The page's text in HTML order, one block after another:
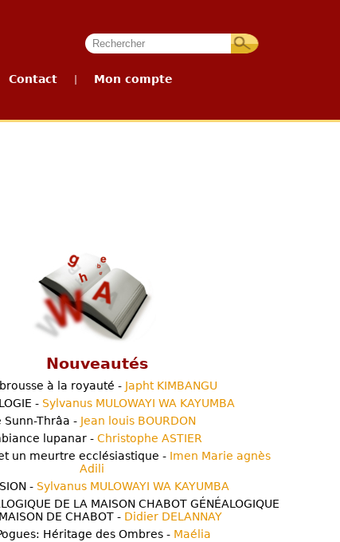
Contact Mon compte
Nouveautés
à la royauté - Japht KIMBANGU
- Sylvanus MULOWAYI WA KAYUMBA
Sunn-Thrâa - Jean louis BOURDON
lupanar - Christophe ASTIER
un meurtre ecclésiastique - Imen Marie agnès
Adili
- Sylvanus MULOWAYI WA KAYUMBA
DE LA MAISON CHABOT GÉNÉALOGIQUE
DE CHABOT - Didier DELANNAY
Héritage des Ombres - Maélia